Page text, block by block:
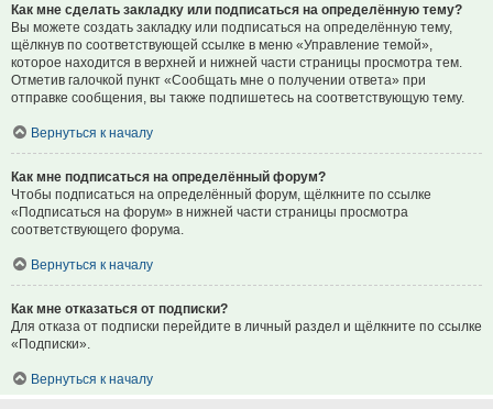
Как мне сделать закладку или подписаться на определённую тему?
Вы можете создать закладку или подписаться на определённую тему,
щёлкнув по соответствующей ссылке в меню «Управление темой»,
которое находится в верхней и нижней части страницы просмотра тем.
Отметив галочкой пункт «Сообщать мне о получении ответа» при
отправке сообщения, вы также подпишетесь на соответствующую тему.
Вернуться к началу
Как мне подписаться на определённый форум?
Чтобы подписаться на определённый форум, щёлкните по ссылке
«Подписаться на форум» в нижней части страницы просмотра
соответствующего форума.
Вернуться к началу
Как мне отказаться от подписки?
Для отказа от подписки перейдите в личный раздел и щёлкните по ссылке
«Подписки».
Вернуться к началу